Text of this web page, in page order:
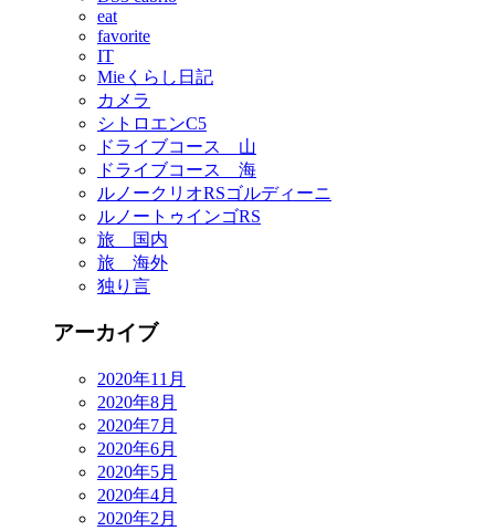
eat
favorite
IT
Mieくらし日記
カメラ
シトロエンC5
ドライブコース 山
ドライブコース 海
ルノークリオRSゴルディーニ
ルノートゥインゴRS
旅 国内
旅 海外
独り言
アーカイブ
2020年11月
2020年8月
2020年7月
2020年6月
2020年5月
2020年4月
2020年2月